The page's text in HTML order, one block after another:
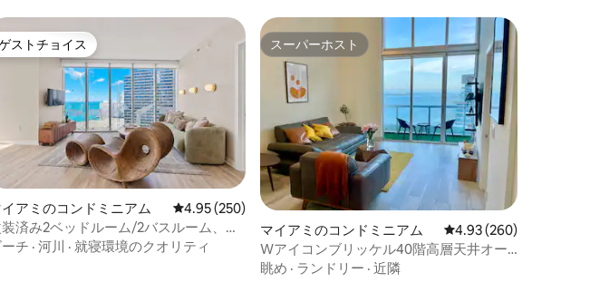
つ星中4.92つ星の平均評価
ゲストチョイス
ストチョイス
アミのコンドミニアム レビュー250件、5つ星中4.95つ星の平均評価
4.95 (250)
済み2ベッドルーム/2バスルーム、水
の景色•無料駐車場•プール＆スパ
ーチ · 河川 · 就寝環境のクオリティ
スーパーホスト
スーパーホスト
マイアミのコンドミニアム レビュー260件、5つ星
4.93 (260)
Wアイコンブリッケル40階高層天井オー
シャンビュー
眺め · ランドリー · 近隣